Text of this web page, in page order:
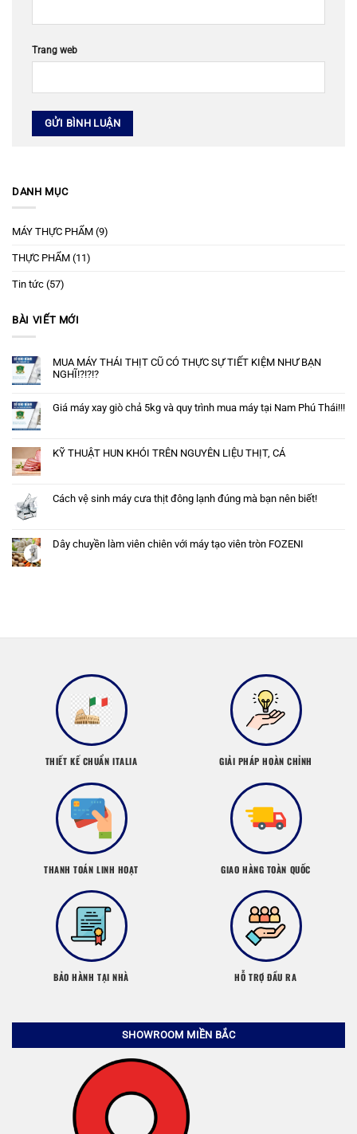
Trang web
DANH MỤC
MÁY THỰC PHẨM (9)
THỰC PHẨM (11)
Tin tức (57)
BÀI VIẾT MỚI
MUA MÁY THÁI THỊT CŨ CÓ THỰC SỰ TIẾT KIỆM NHƯ BẠN
NGHĨ!?!?!?
Giá máy xay giò chả 5kg và quy trình mua máy tại Nam Phú Thái!!!
KỸ THUẬT HUN KHÓI TRÊN NGUYÊN LIỆU THỊT, CÁ
Cách vệ sinh máy cưa thịt đông lạnh đúng mà bạn nên biết!
Dây chuyền làm viên chiên với máy tạo viên tròn FOZENI
THIẾT KẾ CHUẨN ITALIA GIẢI PHÁP HOÀN CHỈNH
THANH TOÁN LINH HOẠT GIAO HÀNG TOÀN QUỐC
BẢO HÀNH TẠI NHÀ HỖ TRỢ ĐẦU RA
SHOWROOM MIỀN BẮC